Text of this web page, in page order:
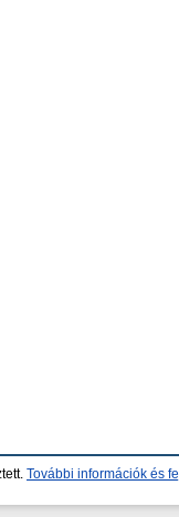
További információk és